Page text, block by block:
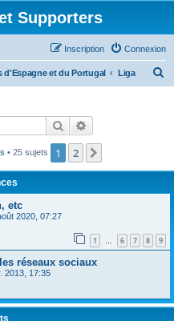
Supporters
Connexion
Inscription
d'Espagne et du Portugal Liga
r
Rechercher
• 25 sujets 1 2
etc
2020, 07:27
1 … 6 7 8 9
réseaux sociaux
2013, 17:35